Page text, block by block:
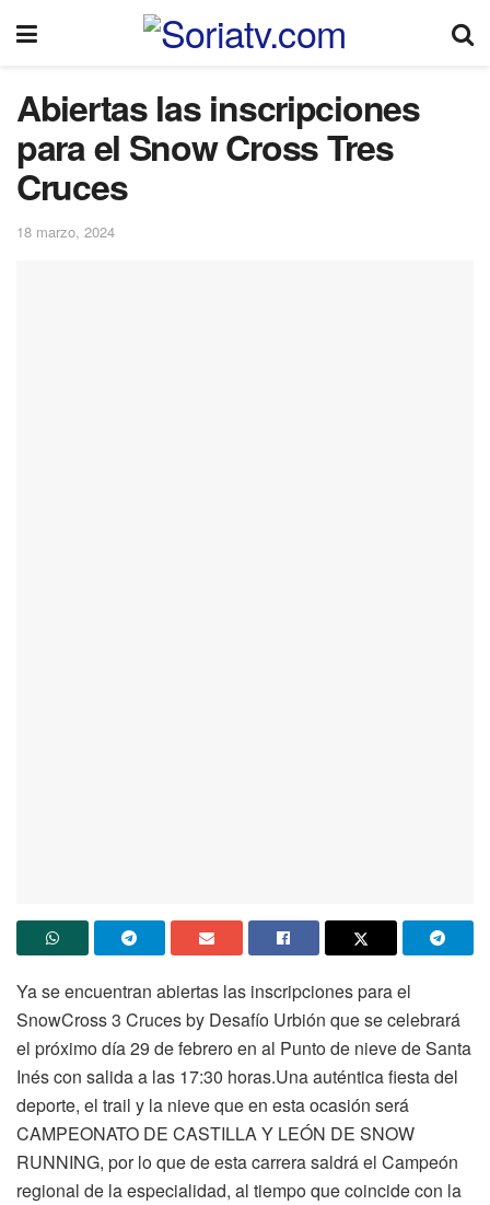
Abiertas las inscripciones
para el Snow Cross Tres
Cruces
18 marzo, 2024
Ya se encuentran abiertas las inscripciones para el
SnowCross 3 Cruces by Desafío Urbión que se celebrará
el próximo día 29 de febrero en al Punto de nieve de Santa
Inés con salida a las 17:30 horas.Una auténtica fiesta del
deporte, el trail y la nieve que en esta ocasión será
CAMPEONATO DE CASTILLA Y LEÓN DE SNOW
RUNNING, por lo que de esta carrera saldrá el Campeón
regional de la especialidad, al tiempo que coincide con la